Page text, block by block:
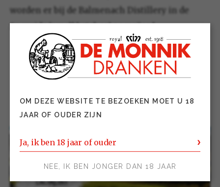
worden er bij de Balmenach Distillery in de
Speyside ‘small batches’ gecreëerd.
Caorunn {‘ka-roon’} is from the
OM DEZE WEBSITE TE BEZOEKEN MOET U 18
JAAR OF OUDER ZIJN
Ja, ik ben 18 jaar of ouder
NEE, IK BEN JONGER DAN 18 JAAR